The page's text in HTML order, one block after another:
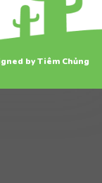
by Tiêm Chủng